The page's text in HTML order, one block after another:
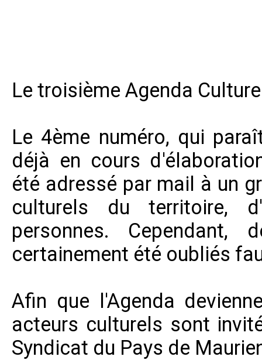
Le troisième Agenda
Le 4ème numéro, qui
déjà en cours
été adressé par mail à un
culturels du territoire,
personnes. Cependant,
certainement été oubliés
Afin que l'Agenda
acteurs culturels sont
Syndicat du Pays de